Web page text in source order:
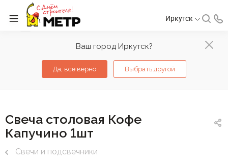
Ваш город Иркутск?
Да, все верно Выбрать другой
Иркутск
Свеча столовая Кофе
Капучино 1шт
Свечи и подсвечники